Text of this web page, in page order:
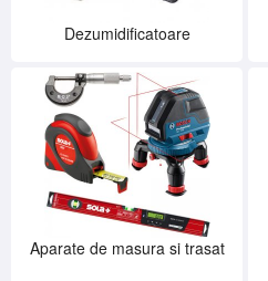
Dezumidificatoare
Aparate de masura si trasat